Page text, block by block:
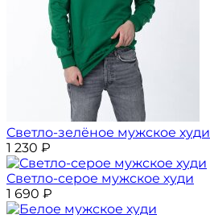
Светло-зелёное мужское худи
1 230 ₽
Светло-серое мужское худи
1 690 ₽